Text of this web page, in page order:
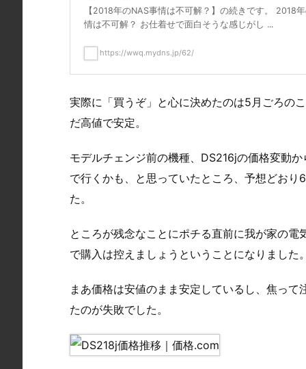
【2018年のNAS事情は不可解？】の続きです。 2018
情は不可解？ お仕着せで面白そうな感じがし ...
https://wwq.mydns.jp/62/
実際に「買うぞ」と心に決めたのは5月ごろの
だ高値で安定。
モデルチェンジ前の機種、DS216jの価格変動
で行くかも、と思っていたところ、予想どお
た。
ところが残念なことにポチる直前に我が家の
で購入は控えましょうということになりました。
まあ価格は安値のまま安定しているし、焦っ
たのが失敗でした。